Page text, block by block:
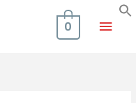
Main
0